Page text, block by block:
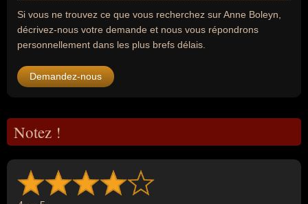
Si vous ne trouvez ce que vous recherchez sur Anne Boleyn,
décrivez-nous votre demande et nous vous répondrons
personnellement dans les plus brefs délais.
Demandez-nous
Notez !